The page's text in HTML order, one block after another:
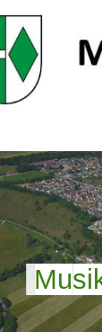
Mu